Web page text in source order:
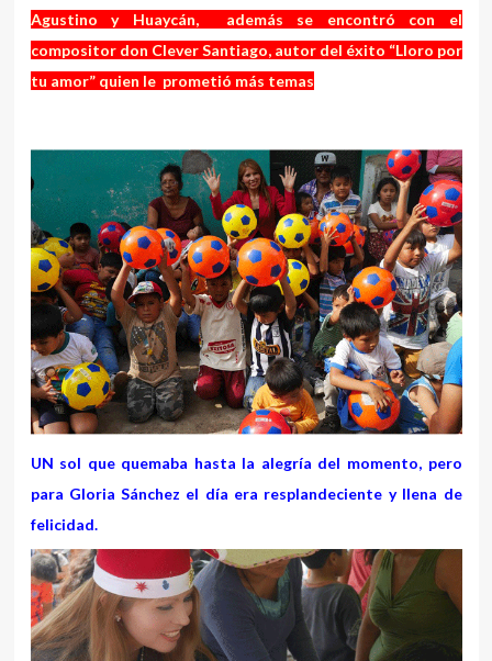
Agustino y Huaycán, además se encontró con el
compositor don Clever Santiago, autor del éxito “Lloro por
tu amor” quien le prometió más temas
UN sol que quemaba hasta la alegría del momento, pero
para Gloria Sánchez el día era resplandeciente y llena de
felicidad.